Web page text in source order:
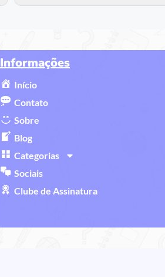
Informações
Início
Contato
Sobre
Blog
Categorias
Sociais
Clube de Assinatura